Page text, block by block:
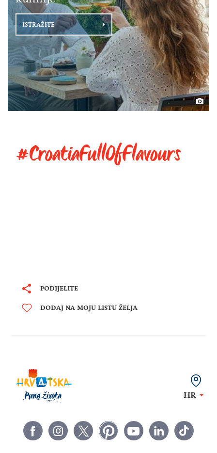
ISTRAŽITE
#CroatiaFullOfFlavours
PODIJELITE
DODAJ NA MOJU LISTU ŽELJA
HR